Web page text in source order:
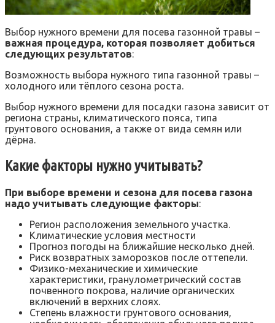
Выбор нужного времени для посева газонной травы –
важная процедура, которая позволяет добиться
следующих результатов:
Возможность выбора нужного типа газонной травы –
холодного или тёплого сезона роста.
Выбор нужного времени для посадки газона зависит от
региона страны, климатического пояса, типа
грунтового основания, а также от вида семян или
дёрна.
Какие факторы нужно учитывать?
При выборе времени и сезона для посева газона
надо учитывать следующие факторы:
Регион расположения земельного участка.
Климатические условия местности
Прогноз погоды на ближайшие несколько дней.
Риск возвратных заморозков после оттепели.
Физико-механические и химические
характеристики, гранулометрический состав
почвенного покрова, наличие органических
включений в верхних слоях.
Степень влажности грунтового основания,